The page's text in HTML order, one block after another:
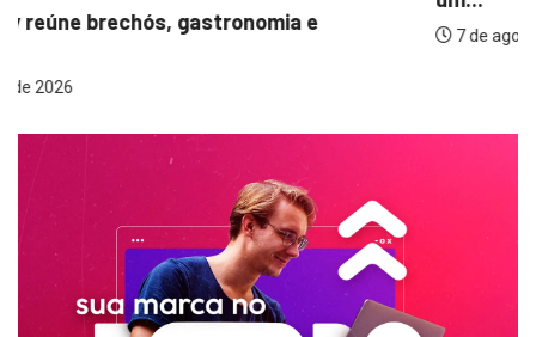
7 de agosto de 2026